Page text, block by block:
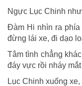
Ngực Lục Chinh
Đàm Hi nhìn ra
đừng lái xe, đi dạo
Tâm tình chẳng
đáy vực rồi nháy
Lục Chinh xuống